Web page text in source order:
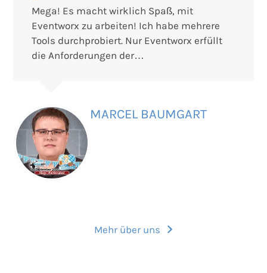
right
arrow
carousel
navigation
buttons
Mega! Es macht wirklich Spaß, mit
Eventworx zu arbeiten! Ich habe mehrere
Tools durchprobiert. Nur Eventworx erfüllt
die Anforderungen der…
MARCEL BAUMGART
Mehr über uns